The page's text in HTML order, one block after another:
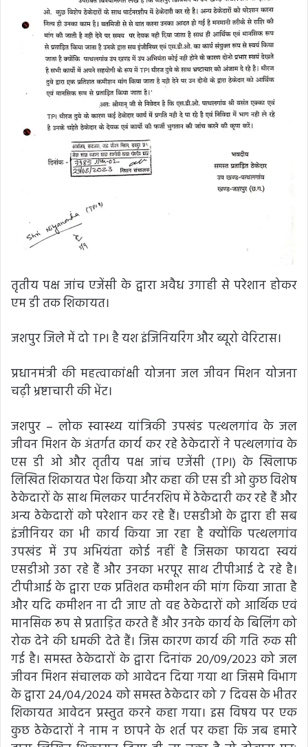
तृतीय पक्ष जांच एजेंसी के द्वारा अवैध उगाही से परेशान होकर
एम डी तक शिकायत।
जशपुर जिले में दो TPI है यश इंजिनियरिंग और ब्यूरो वेरिटास।
प्रधानमंत्री की महत्वाकांक्षी योजना जल जीवन मिशन योजना
चढ़ी भ्रष्टाचारी की भेंट।
जशपुर – लोक स्वास्थ्य यांत्रिकी उपखंड पत्थलगांव के जल
जीवन मिशन के अंतर्गत कार्य कर रहे ठेकेदारों ने पत्थलगांव के
एस डी ओ और तृतीय पक्ष जांच एजेंसी (TPI) के खिलाफ
लिखित शिकायत पेश किया और कहा की एस डी ओ कुछ विशेष
ठेकेदारों के साथ मिलकर पार्टनरशिप में ठेकेदारी कर रहे हैं और
अन्य ठेकेदारों को परेशान कर रहे हैं। एसडीओ के द्वारा ही सब
इंजीनियर का भी कार्य किया जा रहा है क्योंकि पत्थलगांव
उपखंड में उप अभियंता कोई नहीं है जिसका फायदा स्वयं
एसडीओ उठा रहे हैं और उनका भरपूर साथ टीपीआई दे रहे है।
टीपीआई के द्वारा एक प्रतिशत कमीशन की मांग किया जाता है
और यदि कमीशन ना दी जाए तो वह ठेकेदारों को आर्थिक एवं
मानसिक रूप से प्रताड़ित करते हैं और उनके कार्य के बिलिंग को
रोक देने की धमकी देते हैं। जिस कारण कार्य की गति रुक सी
गई है। समस्त ठेकेदारों के द्वारा दिनांक 20/09/2023 को जल
जीवन मिशन संचालक को आवेदन दिया गया था जिसमे विभाग
के द्वारा 24/04/2024 को समस्त ठेकेदार को 7 दिवस के भीतर
शिकायत आवेदन प्रस्तुत करने कहा गया। इस विषय पर एक
कुछ ठेकेदारों ने नाम न छापने के शर्त पर कहा कि जब हमारे